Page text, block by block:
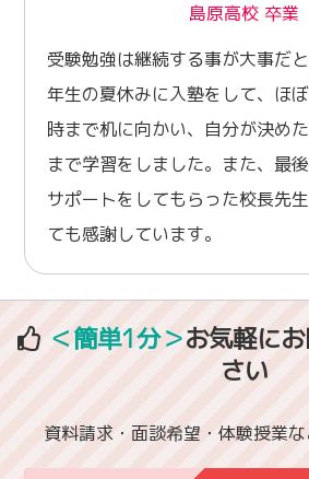
島原高校 卒業
受験勉強は継続する事が大事だ
年生の夏休みに入塾をして、ほ
時まで机に向かい、自分が決め
まで学習をしました。また、最
サポートをしてもらった校長先
ても感謝しています。
＜簡単1分＞お気軽に
さい
資料請求・面談希望・体験授業な